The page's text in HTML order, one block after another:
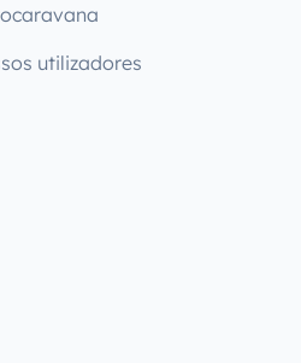
utilizadores